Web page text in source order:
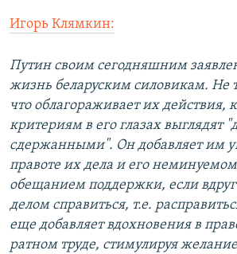
Игорь Клямкин:
Путин своим сегодняшним
жизнь беларуским силовикам. Не
что облагораживает их действия,
критериям в его глазах выглядят
сдержанными". Он добавляет им
правоте их дела и его
обещанием поддержки, если
делом справиться, т.е.
еще добавляет вдохновения в
ратном труде, стимулируя